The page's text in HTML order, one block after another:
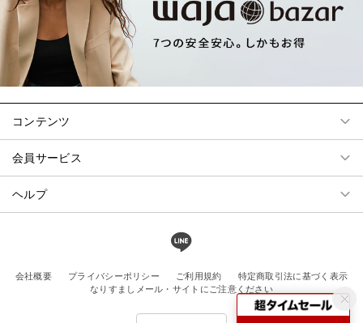
コンテンツ
会員サービス
ヘルプ
会社概要 プライバシーポリシー ご利用規約
特定商取引法に基づく表示
なりすましメール・サイトにご注意ください